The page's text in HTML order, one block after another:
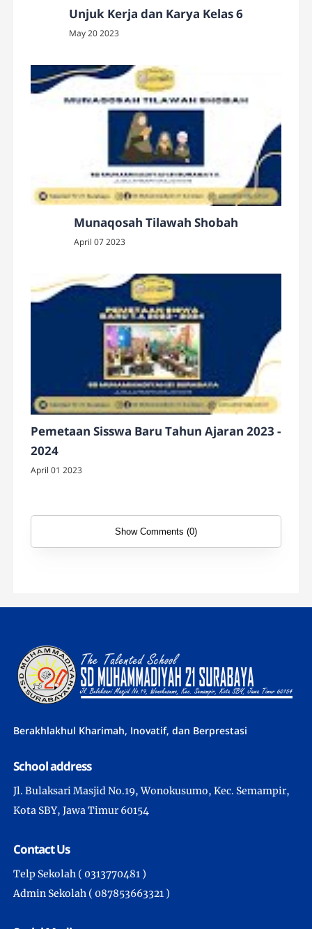
Unjuk Kerja dan Karya Kelas 6
May 20 2023
Munaqosah Tilawah Shobah
April 07 2023
Pemetaan Sisswa Baru Tahun Ajaran 2023 -
2024
April 01 2023
Show Comments (0)
Berakhlakhul Kharimah, Inovatif, dan Berprestasi
School address
Jl. Bulaksari Masjid No.19, Wonokusumo, Kec. Semampir,
Kota SBY, Jawa Timur 60154
Contact Us
Telp Sekolah ( 0313770481 )
Admin Sekolah ( 087853663321 )